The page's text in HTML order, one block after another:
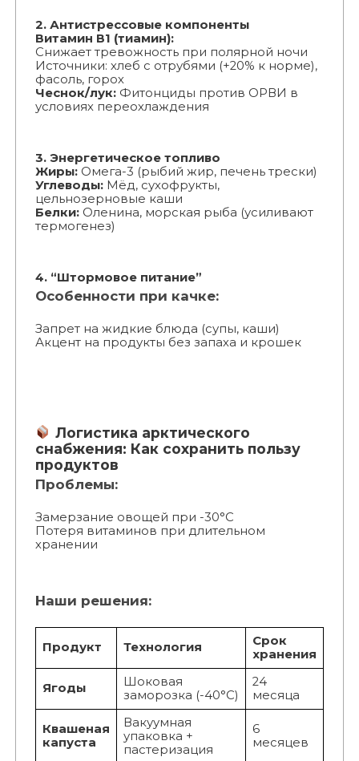
2. Антистрессовые компоненты
Витамин В1 (тиамин):
Снижает тревожность при полярной ночи
Источники: хлеб с отрубями (+20% к норме),
фасоль, горох
Чеснок/лук:Фитонциды против ОРВИ в
условиях переохлаждения
3. Энергетическое топливо
Жиры:Омега-3 (рыбий жир, печень трески)
Углеводы:Мёд, сухофрукты,
цельнозерновые каши
Белки:Оленина, морская рыба (усиливают
термогенез)
4. “Штормовое питание”
Особенности при качке:
Запрет на жидкие блюда (супы, каши)
Акцент на продукты без запаха и крошек
Логистика арктического
снабжения: Как сохранить пользу
продуктов
Проблемы:
Замерзание овощей при -30°C
Потеря витаминов при длительном
хранении
Наши решения:
Продукт Технология
Срок
хранения
Ягоды
Шоковая
заморозка (-40°C)
24
месяца
Квашеная
капуста
Вакуумная
упаковка +
пастеризация
6
месяцев